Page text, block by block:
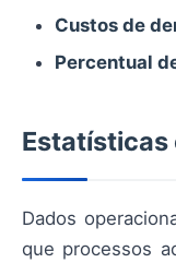
Custos de
Percentual
Estatísticas
Dados
que processos